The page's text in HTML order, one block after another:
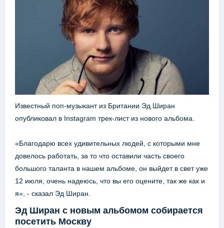
Известный поп-музыкант из Британии Эд Ширан
опубликовал в Instagram трек-лист из нового альбома.
«Благодарю всех удивительных людей, с которыми мне
довелось работать, за то что оставили часть своего
большого таланта в нашем альбоме, он выйдет в свет уже
12 июля, очень надеюсь, что вы его оцените, так же как и
я», - сказал Эд Ширан.
Эд Ширан с новым альбомом собирается
посетить Москву